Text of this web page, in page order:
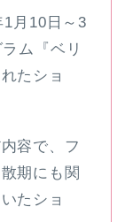
月10日～3
ム『ベリ
たショ
容で、フ
期にも関
たショ